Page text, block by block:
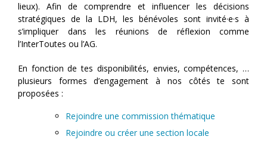
lieux). Afin de comprendre et influencer les décisions
stratégiques de la LDH, les bénévoles sont invité·e·s à
s’impliquer dans les réunions de réflexion comme
l’InterToutes ou l’AG.
En fonction de tes disponibilités, envies, compétences, …
plusieurs formes d’engagement à nos côtés te sont
proposées :
Rejoindre une commission thématique
Rejoindre ou créer une section locale